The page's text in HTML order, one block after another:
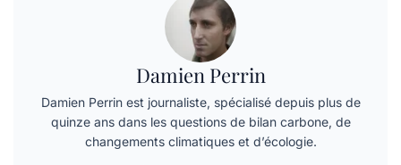
Damien Perrin
Damien Perrin est journaliste, spécialisé depuis plus de
quinze ans dans les questions de bilan carbone, de
changements climatiques et d’écologie.